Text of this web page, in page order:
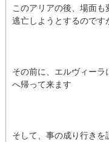
このアリアの後、場面
逃亡しようとするのです
その前に、エルヴィーラ
へ帰って来ます
そして、事の成り行き